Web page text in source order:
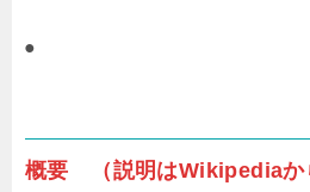
●
概要 （説明はWikipediaか